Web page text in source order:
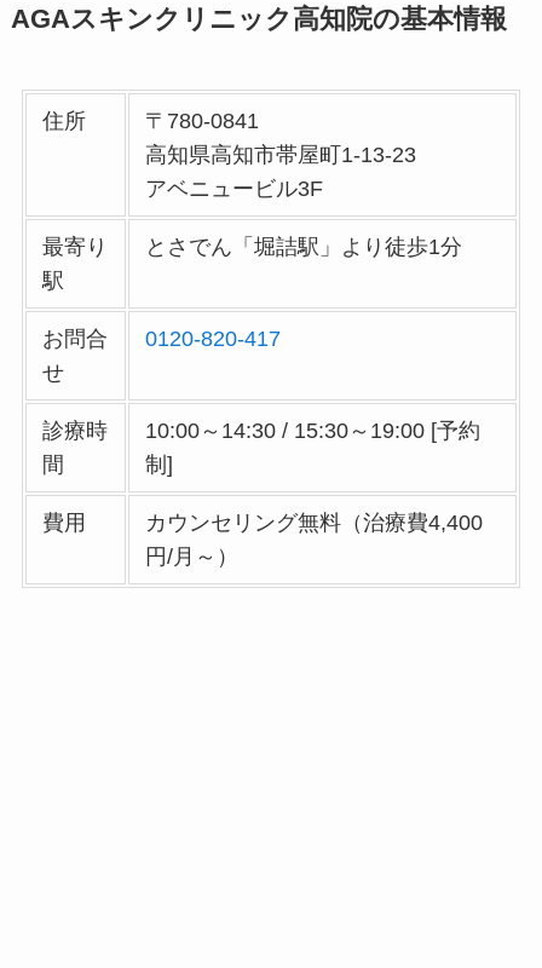
AGAスキンクリニック高知院の基本情報
住所
〒780-0841
高知県高知市帯屋町1-13-23
アベニュービル3F
最寄り
駅
とさでん「堀詰駅」より徒歩1分
お問合
せ
0120-820-417
診療時
間
10:00～14:30 / 15:30～19:00 [予約
制]
費用
カウンセリング無料（治療費4,400
円/月～）